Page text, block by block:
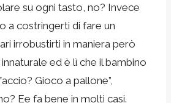
su ogni tasto, no? Invece
a costringerti di fare un
irrobustirti in maniera però
ed è lì che il bambino
Gioco a pallone”,
Ee fa bene in molti casi.